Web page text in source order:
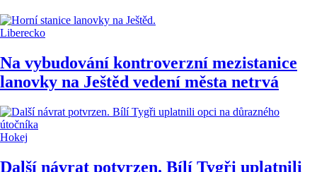
Liberecko
Na vybudování kontroverzní mezistanice
lanovky na Ještěd vedení města netrvá
Hokej
Další návrat potvrzen. Bílí Tygři uplatnili